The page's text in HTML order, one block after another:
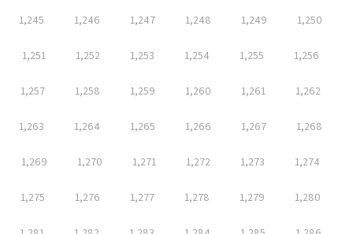
1,245 1,246 1,247 1,248 1,249 1,250
1,251 1,252 1,253 1,254 1,255 1,256
1,257 1,258 1,259 1,260 1,261 1,262
1,263 1,264 1,265 1,266 1,267 1,268
1,269 1,270 1,271 1,272 1,273 1,274
1,275 1,276 1,277 1,278 1,279 1,280